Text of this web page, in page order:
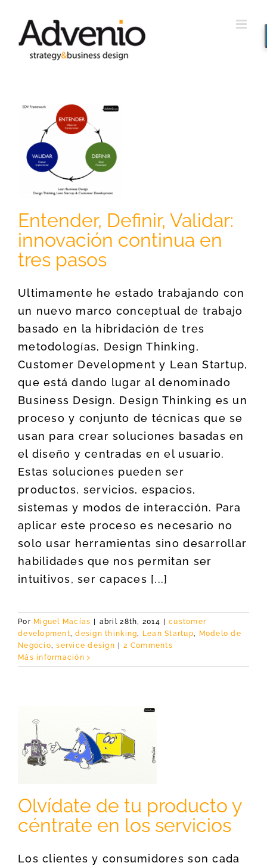
contenido
Entender, Definir, Validar:
innovación continua en
tres pasos
Ultimamente he estado trabajando con
un nuevo marco conceptual de trabajo
basado en la hibridación de tres
metodologías, Design Thinking,
Customer Development y Lean Startup,
que está dando lugar al denominado
Business Design. Design Thinking es un
proceso y conjunto de técnicas que se
usan para crear soluciones basadas en
el diseño y centradas en el usuario.
Estas soluciones pueden ser
productos, servicios, espacios,
sistemas y modos de interacción. Para
aplicar este proceso es necesario no
solo usar herramientas sino desarrollar
habilidades que nos permitan ser
intuitivos, ser capaces [...]
Por Miguel Macías abril 28th, 2014
customer
development,design thinking, Lean Startup,
Modelo de
Negocio,service design
2 Comments
Más información
Olvídate de tu producto y
céntrate en los servicios
Los clientes y consumidores son cada